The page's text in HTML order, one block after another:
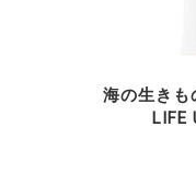
海の生きも
LIFE